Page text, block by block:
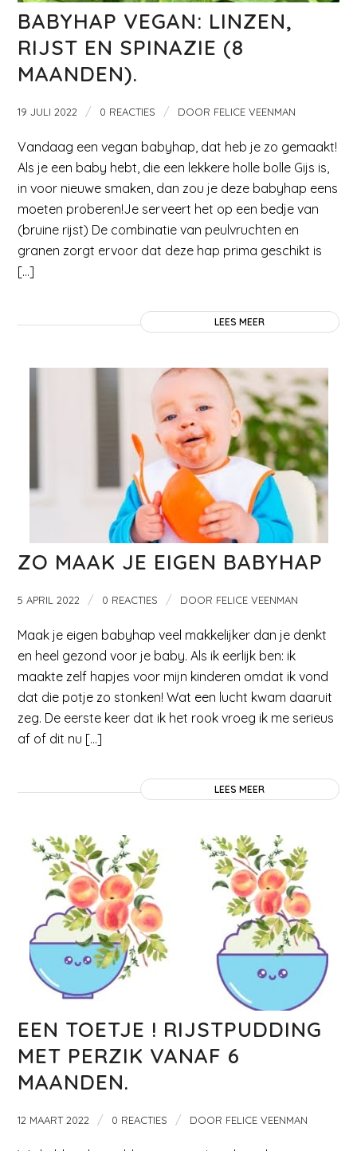
BABYHAP VEGAN: LINZEN,
RIJST EN SPINAZIE (8
MAANDEN).
19 JULI 2022 / 0 REACTIES / DOOR FELICE VEENMAN
Vandaag een vegan babyhap, dat heb je zo gemaakt!
Als je een baby hebt, die een lekkere holle bolle Gijs is,
in voor nieuwe smaken, dan zou je deze babyhap eens
moeten proberen!Je serveert het op een bedje van
(bruine rijst) De combinatie van peulvruchten en
granen zorgt ervoor dat deze hap prima geschikt is
[…]
LEES MEER
ZO MAAK JE EIGEN BABYHAP
5 APRIL 2022 / 0 REACTIES / DOOR FELICE VEENMAN
Maak je eigen babyhap veel makkelijker dan je denkt
en heel gezond voor je baby. Als ik eerlijk ben: ik
maakte zelf hapjes voor mijn kinderen omdat ik vond
dat die potje zo stonken! Wat een lucht kwam daaruit
zeg. De eerste keer dat ik het rook vroeg ik me serieus
af of dit nu […]
LEES MEER
EEN TOETJE ! RIJSTPUDDING
MET PERZIK VANAF 6
MAANDEN.
12 MAART 2022 / 0 REACTIES / DOOR FELICE VEENMAN